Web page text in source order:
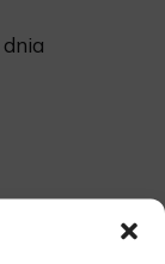
dnia
o